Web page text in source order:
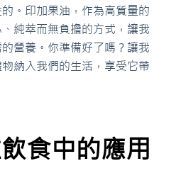
。印加果油，作為高質量的
純萃而無負擔的方式，讓我
營養。你準備好了嗎？讓我
納入我們的生活，享受它帶
食中的應用